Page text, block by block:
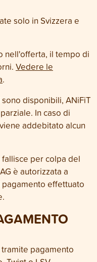
solo in Svizzera e
nell'offerta, il tempo di
Vedere le
.
disponibili, ANiFiT
In caso di
addebitato alcun
per colpa del
è autorizzata a
effettuato
pagamento